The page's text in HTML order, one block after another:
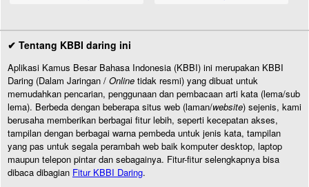
✔ Tentang KBBI daring ini
Aplikasi Kamus Besar Bahasa Indonesia (KBBI) ini merupakan KBBI
Daring (Dalam Jaringan / Online tidak resmi) yang dibuat untuk
memudahkan pencarian, penggunaan dan pembacaan arti kata (lema/sub
lema). Berbeda dengan beberapa situs web (laman/website) sejenis, kami
berusaha memberikan berbagai fitur lebih, seperti kecepatan akses,
tampilan dengan berbagai warna pembeda untuk jenis kata, tampilan
yang pas untuk segala perambah web baik komputer desktop, laptop
maupun telepon pintar dan sebagainya. Fitur-fitur selengkapnya bisa
dibaca dibagian Fitur KBBI Daring.